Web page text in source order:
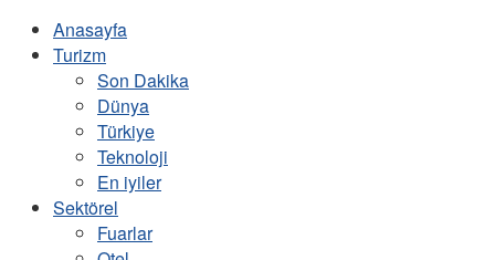
Anasayfa
Turizm
Son Dakika
Dünya
Türkiye
Teknoloji
En iyiler
Sektörel
Fuarlar